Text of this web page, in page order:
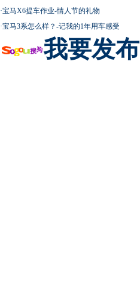
·宝马X6提车作业-情人节的礼物
·宝马3系怎么样？-记我的1年用车感受
我要发布